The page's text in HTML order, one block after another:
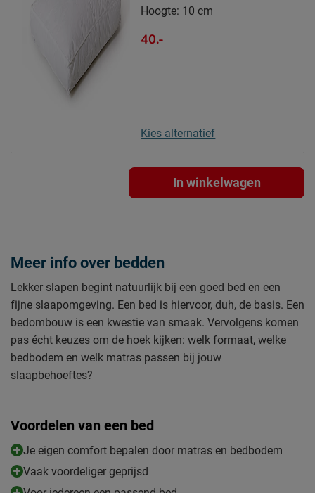
Hoogte: 10 cm
40.-
Kies alternatief
In winkelwagen
Meer info over bedden
Lekker slapen begint natuurlijk bij een goed bed en een
fijne slaapomgeving. Een bed is hiervoor, duh, de basis. Een
bedombouw is een kwestie van smaak. Vervolgens komen
pas écht keuzes om de hoek kijken: welk formaat, welke
bedbodem en welk matras passen bij jouw
slaapbehoeftes?
Voordelen van een bed
Je eigen comfort bepalen door matras en bedbodem
Vaak voordeliger geprijsd